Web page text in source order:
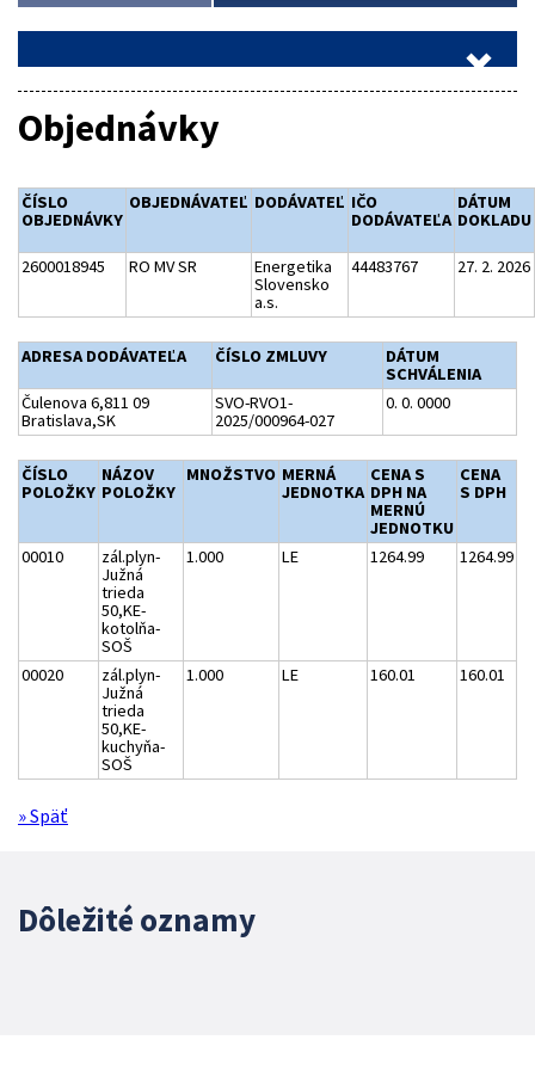
Objednávky
ČÍSLO
OBJEDNÁVKY
OBJEDNÁVATEĽ DODÁVATEĽ IČO
DODÁVATEĽA
DÁTUM
DOKLADU
2600018945 RO MV SR
Energetika
Slovensko
a.s.
44483767 27. 2. 2026
ADRESA DODÁVATEĽA ČÍSLO ZMLUVY
DÁTUM
SCHVÁLENIA
Čulenova 6,811 09
Bratislava,SK
SVO-RVO1-
2025/000964-027
0. 0. 0000
ČÍSLO
POLOŽKY
NÁZOV
POLOŽKY
MNOŽSTVO MERNÁ
JEDNOTKA
CENA S
DPH NA
MERNÚ
JEDNOTKU
CENA
S DPH
00010
zál.plyn-
Južná
trieda
50,KE-
kotolňa-
SOŠ
1.000 LE 1264.99 1264.99
00020
zál.plyn-
Južná
trieda
50,KE-
kuchyňa-
SOŠ
1.000 LE 160.01 160.01
» Späť
Dôležité oznamy